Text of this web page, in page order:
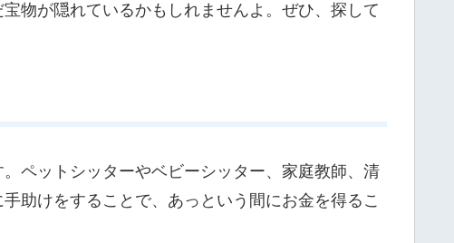
物が隠れているかもしれませんよ。ぜひ、探して
ペットシッターやベビーシッター、家庭教師、清
助けをすることで、あっという間にお金を得るこ